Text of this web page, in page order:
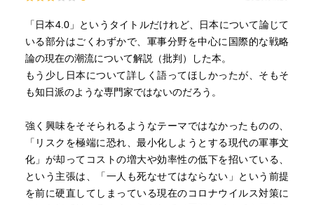
「日本4.0」というタイトルだけれど、日本について論じて
いる部分はごくわずかで、軍事分野を中心に国際的な戦略
論の現在の潮流について解説（批判）した本。
もう少し日本について詳しく語ってほしかったが、そもそ
も知日派のような専門家ではないのだろう。
強く興味をそそられるようなテーマではなかったものの、
「リスクを極端に恐れ、最小化しようとする現代の軍事文
化」が却ってコストの増大や効率性の低下を招いている、
という主張は、「一人も死なせてはならない」という前提
を前に硬直してしまっている現在のコロナウイルス対策に